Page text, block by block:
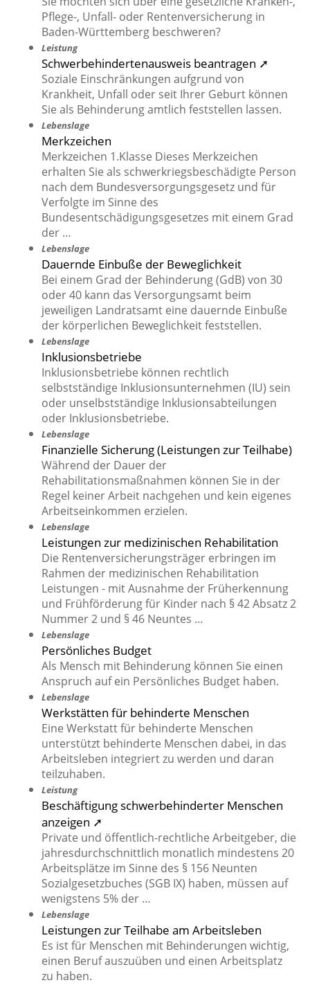
Pflege-, Unfall- oder Rentenversicherung in
Baden-Württemberg beschweren?
Leistung
Schwerbehindertenausweis beantragen ➚
Soziale Einschränkungen aufgrund von
Krankheit, Unfall oder seit Ihrer Geburt können
Sie als Behinderung amtlich feststellen lassen.
Lebenslage
Merkzeichen
Merkzeichen 1.Klasse Dieses Merkzeichen
erhalten Sie als schwerkriegsbeschädigte Person
nach dem Bundesversorgungsgesetz und für
Verfolgte im Sinne des
Bundesentschädigungsgesetzes mit einem Grad
der …
Lebenslage
Dauernde Einbuße der Beweglichkeit
Bei einem Grad der Behinderung (GdB) von 30
oder 40 kann das Versorgungsamt beim
jeweiligen Landratsamt eine dauernde Einbuße
der körperlichen Beweglichkeit feststellen.
Lebenslage
Inklusionsbetriebe
Inklusionsbetriebe können rechtlich
selbstständige Inklusionsunternehmen (IU) sein
oder unselbstständige Inklusionsabteilungen
oder Inklusionsbetriebe.
Lebenslage
Finanzielle Sicherung (Leistungen zur Teilhabe)
Während der Dauer der
Rehabilitationsmaßnahmen können Sie in der
Regel keiner Arbeit nachgehen und kein eigenes
Arbeitseinkommen erzielen.
Lebenslage
Leistungen zur medizinischen Rehabilitation
Die Rentenversicherungsträger erbringen im
Rahmen der medizinischen Rehabilitation
Leistungen - mit Ausnahme der Früherkennung
und Frühförderung für Kinder nach § 42 Absatz 2
Nummer 2 und § 46 Neuntes …
Lebenslage
Persönliches Budget
Als Mensch mit Behinderung können Sie einen
Anspruch auf ein Persönliches Budget haben.
Lebenslage
Werkstätten für behinderte Menschen
Eine Werkstatt für behinderte Menschen
unterstützt behinderte Menschen dabei, in das
Arbeitsleben integriert zu werden und daran
teilzuhaben.
Leistung
Beschäftigung schwerbehinderter Menschen
anzeigen ➚
Private und öffentlich-rechtliche Arbeitgeber, die
jahresdurchschnittlich monatlich mindestens 20
Arbeitsplätze im Sinne des § 156 Neunten
Sozialgesetzbuches (SGB IX) haben, müssen auf
wenigstens 5% der …
Lebenslage
Leistungen zur Teilhabe am Arbeitsleben
Es ist für Menschen mit Behinderungen wichtig,
einen Beruf auszuüben und einen Arbeitsplatz
zu haben.